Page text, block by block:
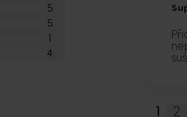
5
5
1
4
1 2